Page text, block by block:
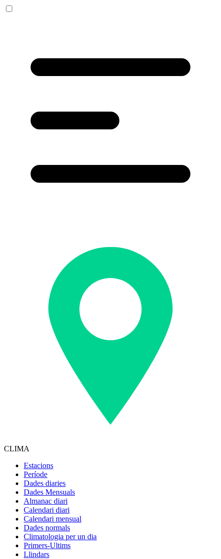
CLIMA
Estacions
Període
Dades diaries
Dades Mensuals
Almanac diari
Calendari diari
Calendari mensual
Dades normals
Climatologia per un dia
Primers-Ultims
Llindars